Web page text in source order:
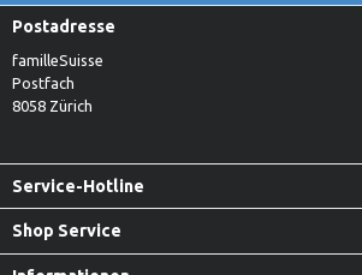
Postadresse
familleSuisse
Postfach
8058 Zürich
Service-Hotline
Shop Service